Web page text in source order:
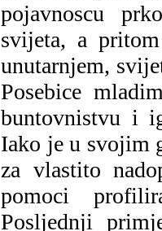
pojavnoscu
svijeta, a
unutarnjem,
Posebice
buntovnistvu i
Iako je u svojim
za vlastito
pomoci
Posljednji